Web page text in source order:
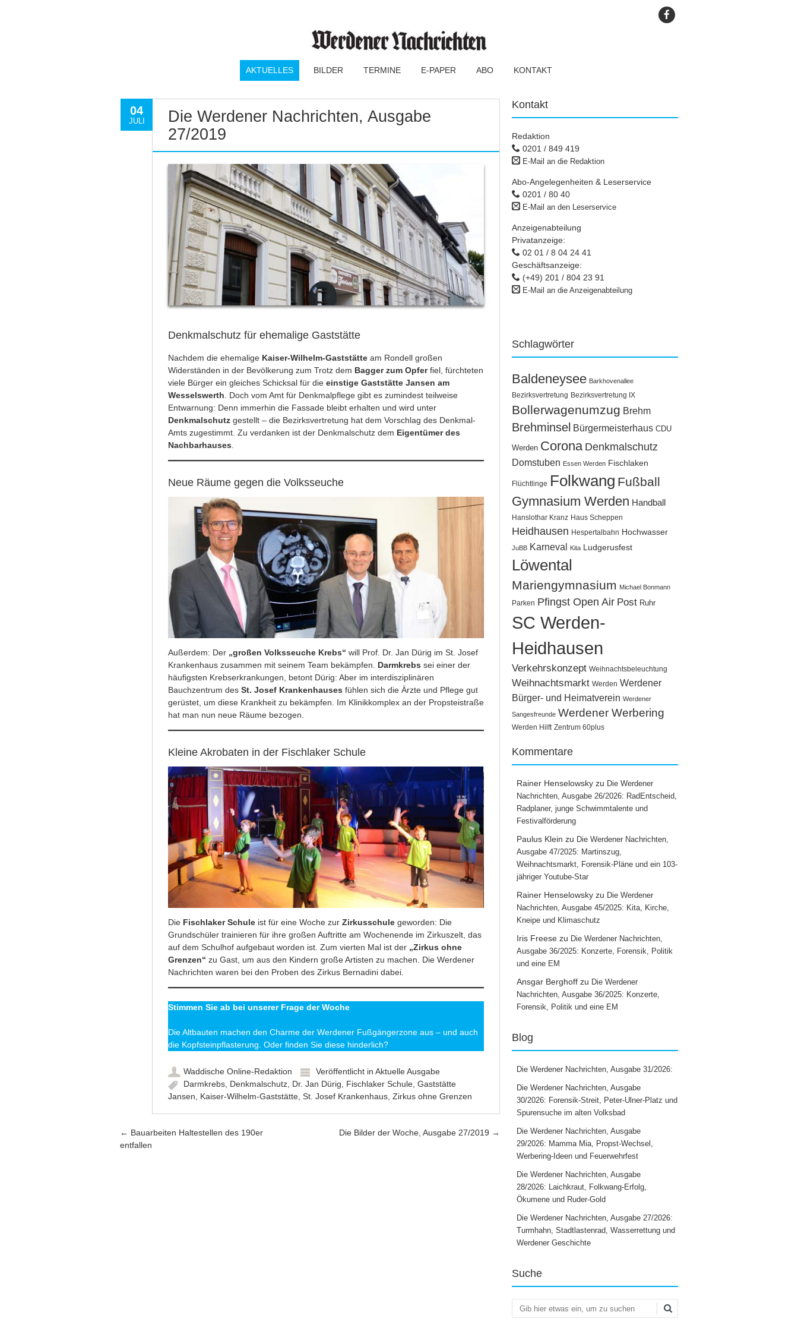
AKTUELLES BILDER TERMINE E-PAPER ABO KONTAKT
04
JULI
Die Werdener Nachrichten, Ausgabe
27/2019
Denkmalschutz für ehemalige Gaststätte
Nachdem die ehemalige Kaiser-Wilhelm-Gaststätteam Rondell großen
Widerständen in der Bevölkerung zum Trotz dem Bagger zum Opferfiel, fürchteten
viele Bürger ein gleiches Schicksal für die einstige Gaststätte Jansen am
Wesselswerth . Doch vom Amt für Denkmalpflege gibt es zumindest teilweise
Entwarnung: Denn immerhin die Fassade bleibt erhalten und wird unter
Denkmalschutz gestellt – die Bezirksvertretung hat dem Vorschlag des Denkmal-
Amts zugestimmt. Zu verdanken ist der Denkmalschutz dem Eigentümer des
Nachbarhauses
Neue Räume gegen die Volksseuche
Außerdem: Der „großen Volksseuche Krebs“ will Prof. Dr. Jan Dürig im St. Josef
Krankenhaus zusammen mit seinem Team bekämpfen. Darmkrebs sei einer der
häufigsten Krebserkrankungen, betont Dürig: Aber im interdisziplinären
Bauchzentrum des St. Josef Krankenhauses fühlen sich die Ärzte und Pflege gut
gerüstet, um diese Krankheit zu bekämpfen. Im Klinikkomplex an der Propsteistraße
hat man nun neue Räume bezogen.
Kleine Akrobaten in der Fischlaker Schule
Die Fischlaker Schuleist für eine Woche zur Zirkusschule geworden: Die
Grundschüler trainieren für ihre großen Auftritte am Wochenende im Zirkuszelt, das
auf dem Schulhof aufgebaut worden ist. Zum vierten Mal ist der „Zirkus ohne
Grenzen“ zu Gast, um aus den Kindern große Artisten zu machen. Die Werdener
Nachrichten waren bei den Proben des Zirkus Bernadini dabei.
Stimmen Sie ab bei unserer Frage der Woche
Die Altbauten machen den Charme der Werdener Fußgängerzone aus – und auch
die Kopfsteinpflasterung. Oder finden Sie diese hinderlich?
Waddische Online-Redaktion Veröffentlicht in Aktuelle Ausgabe
Darmkrebs, Denkmalschutz, Dr. Jan Dürig, Fischlaker Schule, Gaststätte
Jansen, Kaiser-Wilhelm-Gaststätte, St. Josef Krankenhaus, Zirkus ohne Grenzen
Artikel-Navigation
← Bauarbeiten Haltestellen des 190er
entfallen
Die Bilder der Woche, Ausgabe 27/2019 →
Kontakt
Redaktion
0201 / 849 419
E-Mail an die Redaktion
Abo-Angelegenheiten & Leserservice
0201 / 80 40
E-Mail an den Leserservice
Anzeigenabteilung
Privatanzeige:
02 01 / 8 04 24 41
Geschäftsanzeige:
(+49) 201 / 804 23 91
E-Mail an die Anzeigenabteilung
Schlagwörter
Baldeneysee Barkhovenallee
Bezirksvertretung Bezirksvertretung IX
Bollerwagenumzug Brehm
Brehminsel Bürgermeisterhaus CDU
Werden Corona Denkmalschutz
Domstuben Essen Werden Fischlaken
Flüchtlinge Folkwang Fußball
Gymnasium Werden Handball
Hanslothar Kranz Haus Scheppen
Heidhausen Hespertalbahn Hochwasser
JuBB Karneval Kita Ludgerusfest
Löwental
Mariengymnasium Michael Bonmann
Parken Pfingst Open Air Post Ruhr
SC Werden-
Heidhausen
Verkehrskonzept Weihnachtsbeleuchtung
Weihnachtsmarkt Werden Werdener
Bürger- und Heimatverein Werdener
Sangesfreunde Werdener Werbering
Werden Hilft Zentrum 60plus
Kommentare
Rainer Henselowsky zu Die Werdener
Nachrichten, Ausgabe 26/2026: RadEntscheid,
Radplaner, junge Schwimmtalente und
Festivalförderung
Paulus Klein zu Die Werdener Nachrichten,
Ausgabe 47/2025: Martinszug,
Weihnachtsmarkt, Forensik-Pläne und ein 103-
jähriger Youtube-Star
Rainer Henselowsky zu Die Werdener
Nachrichten, Ausgabe 45/2025: Kita, Kirche,
Kneipe und Klimaschutz
Iris Freese zu Die Werdener Nachrichten,
Ausgabe 36/2025: Konzerte, Forensik, Politik
und eine EM
Ansgar Berghoff zu Die Werdener
Nachrichten, Ausgabe 36/2025: Konzerte,
Forensik, Politik und eine EM
Blog
Die Werdener Nachrichten, Ausgabe 31/2026:
Die Werdener Nachrichten, Ausgabe
30/2026: Forensik-Streit, Peter-Ulner-Platz und
Spurensuche im alten Volksbad
Die Werdener Nachrichten, Ausgabe
29/2026: Mamma Mia, Propst-Wechsel,
Werbering-Ideen und Feuerwehrfest
Die Werdener Nachrichten, Ausgabe
28/2026: Laichkraut, Folkwang-Erfolg,
Ökumene und Ruder-Gold
Die Werdener Nachrichten, Ausgabe 27/2026:
Turmhahn, Stadtlastenrad, Wasserrettung und
Werdener Geschichte
Suche
Suchen